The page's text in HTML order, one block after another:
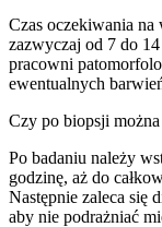
Czas oczekiwania
zazwyczaj od 7 do
pracowni
ewentualnych
Czy po biopsji
Po badaniu należy
godzinę, aż do
Następnie zaleca się
aby nie podrażniać